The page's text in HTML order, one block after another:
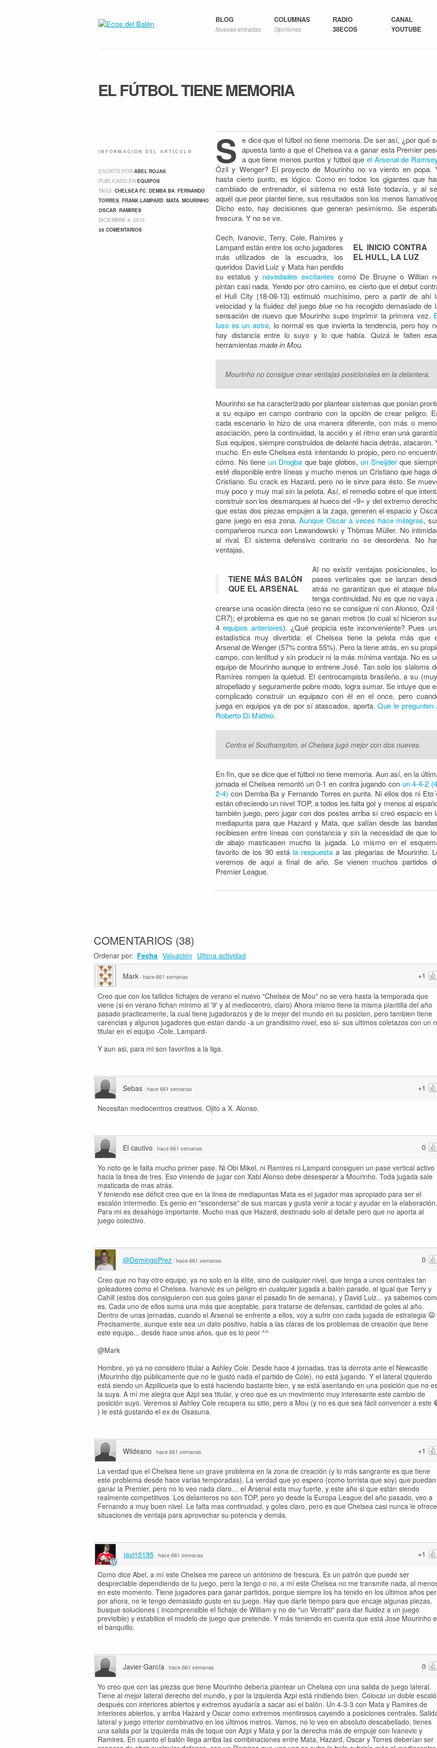
BLOG
Nuevas entradas
COLUMNAS
Opiniones
RADIO
38ECOS
CANAL
YOUTUBE
EL FÚTBOL TIENE MEMORIA
S e dice que el fútbol no tiene memoria. De ser así, ¿por qué
apuesta tanto a que el Chelsea va a ganar esta Premier
a que tiene menos puntos y fútbol queel Arsenal de
Özil y Wenger? El proyecto de Mourinho no va viento en popa.
hasta cierto punto, es lógico. Como en todos los gigantes que
cambiado de entrenador, el sistema no está listo todavía, y al
aquél que peor plantel tiene, sus resultados son los menos
Dicho esto, hay decisiones que generan pesimismo. Se
frescura. Y no se ve.
EL INICIO CONTRA
EL HULL, LA LUZ
Cech, Ivanovic, Terry, Cole, Ramires y
Lampard están entre los ocho jugadores
más utilizados de la escuadra, los
queridos David Luiz y Mata han perdido
su estatus y novedades excitantes como De Bruyne o Willian
pintan casi nada. Yendo por otro camino, es cierto que el debut
el Hull City (18-08-13) estimuló muchísimo, pero a partir de ahí
velocidad y la fluidez del juego blue no ha recogido demasiado de
sensación de nuevo que Mourinho supo imprimir la primera vez.
luso es un astro, lo normal es que invierta la tendencia, pero hoy
hay distancia entre lo suyo y lo que había. Quizá le falten
herramientas made in Mou.
Mourinho no consigue crear ventajas posicionales en la delantera.
Mourinho se ha caracterizado por plantear sistemas que ponían
a su equipo en campo contrario con la opción de crear peligro.
cada escenario lo hizo de una manera diferente, con más o
asociación, pero la continuidad, la acción y el ritmo eran una
Sus equipos, siempre construidos de delante hacia detrás, atacaron.
mucho. En este Chelsea está intentando lo propio, pero no
cómo. No tiene un Drogba que baje globos, un Sneijderque
esté disponible entre líneas y mucho menos un Cristiano que haga
Cristiano. Su crack es Hazard, pero no le sirve para ésto. Se
muy poco y muy mal sin la pelota. Así, el remedio sobre el que
construir son los desmarques al hueco del «9» y del extremo
que estas dos piezas empujen a la zaga, generen el espacio y
gane juego en esa zona.Aunque Oscar a veces hace milagros,
compañeros nunca son Lewandowski y Thömas Müller. No
al rival. El sistema defensivo contrario no se desordena. No
ventajas.
TIENE MÁS BALÓN
QUE EL ARSENAL
Al no existir ventajas posicionales,
pases verticales que se lanzan
atrás no garantizan que el ataque
tenga continuidad. No es que no vaya
crearse una ocasión directa (eso no se consigue ni con Alonso, Özil
CR7); el problema es que no se ganan metros (lo cual sí hicieron
4 equipos anteriores). ¿Qué propicia este inconveniente? Pues
estadística muy divertida: el Chelsea tiene la pelota más que
Arsenal de Wenger (57% contra 55%). Pero la tiene atrás, en su
campo, con lentitud y sin producir ni la más mínima ventaja. No es
equipo de Mourinho aunque lo entrene José. Tan solo los slaloms
Ramires rompen la quietud. El centrocampista brasileño, a su
atropellado y seguramente pobre modo, logra sumar. Se intuye que
complicado construir un equipazo con él en el once, pero
juega en equipos ya de por sí atascados, aporta. Que le pregunten
Roberto Di Matteo.
Contra el Southampton, el Chelsea jugó mejor con dos nueves.
En fin, que se dice que el fútbol no tiene memoria. Aun así, en la
jornada el Chelsea remontó un 0-1 en contra jugando con un 4-4-2
2-4) con Demba Ba y Fernando Torres en punta. Ni ellos dos ni
están ofreciendo un nivel TOP, a todos les falta gol y menos al
también juego, pero jugar con dos postes arriba sí creó espacio en
mediapunta para que Hazard y Mata, que salían desde las
recibiesen entre líneas con constancia y sin la necesidad de que
de abajo masticasen mucho la jugada. Lo mismo en el
favorito de los 90 estála respuesta a las plegarias de Mourinho.
veremos de aquí a final de año. Se vienen muchos partidos
Premier League.
INFORMACIÓN DEL ARTÍCULO
ESCRITO POR ABEL ROJAS
PUBLICADO EN EQUIPOS
TAGS: CHELSEA FC, DEMBA BA, FERNANDO
TORRES, FRANK LAMPARD, MATA, MOURINHO,
OSCAR, RAMIRES
DICIEMBRE 4, 2013
38 COMENTARIOS
COMENTARIOS (38)
Ordenar por: Fecha Valuación Ultima actividad
+1
Mark · hace 661 semanas
Creo que con los fallidos fichajes de verano el nuevo "Chelsea de Mou" no se vera hasta la temporada que
viene (si en verano fichan minimo al '9' y al mediocentro, claro) Ahora mismo tiene la misma plantilla del año
pasado practicamente, la cual tiene jugadorazos y de lo mejor del mundo en su posicion, pero tambien tiene
carencias y algunos jugadores que estan dando -a un grandisimo nivel, eso si- sus ultimos coletazos con un
titular en el equipo -Cole, Lampard-
Y aun asi, para mi son favoritos a la liga.
+1
Sebas · hace 661 semanas
Necesitan mediocentros creativos. Ojito a X. Alonso.
0
El cautivo · hace 661 semanas
Yo noto qe le falta mucho primer pase. Ni Obi Mikel, ni Ramires ni Lampard consiguen un pase vertical activo
hacia la linea de tres. Eso viniendo de jugar con Xabi Alonso debe desesperar a Mourinho. Toda jugada sale
masticada de mas atrás.
Y teniendo ese déficit creo que en la linea de mediapuntas Mata es el jugador mas apropiado para ser el
escalón intermedio. Es genio en "esconderse" de sus marcas y gusta venir a tocar y ayudar en la elaboración.
Para mi es desahogo importante. Mucho mas que Hazard, destinado solo al detalle pero que no aporta al
juego colectivo.
0
@DomingoPrez · hace 661 semanas
Creo que no hay otro equipo, ya no solo en la élite, sino de cualquier nivel, que tenga a unos centrales tan
goleadores como el Chelsea. Ivanovic es un peligro en cualquier jugada a balón parado, al igual que Terry y
Cahill (estos dos consiguieron con sus goles ganar el pasado fin de semana), y David Luiz... ya sabemos
es. Cada uno de ellos suma una más que aceptable, para tratarse de defensas, cantidad de goles al año.
Dentro de unas jornadas, cuando el Arsenal se enfrente a ellos, voy a sufrir con cada jugada de estrategia
Precisamente, aunque este sea un dato positivo, habla a las claras de los problemas de creación que tiene
este equipo... desde hace unos años, que es lo peor ^^
@Mark
Hombre, yo ya no considero titular a Ashley Cole. Desde hace 4 jornadas, tras la derrota ante el Newcastle
(Mourinho dijo públicamente que no le gustó nada el partido de Cole), no está jugando. Y el lateral izquierdo
está siendo un Azpilicueta que lo está haciendo bastante bien, y se está asentando en una posición que no
la suya. A mí me alegra que Azpi sea titular, y creo que es un movimiento muy interesante este cambio de
posición suyo. Veremos si Ashley Cole recupera su sitio, pero a Mou (y no es que sea fácil convencer a este
) le está gustando el ex de Osasuna.
+1
Wildeano · hace 661 semanas
La verdad que el Chelsea tiene un grave problema en la zona de creación (y lo más sangrante es que tiene
este problema desde hace varias temporadas). La verdad que yo espero (como torrista que soy) que puedan
ganar la Premier, pero no lo veo nada claro… el Arsenal esta muy fuerte, y este año si que están siendo
realmente competitivos. Los delanteros no son TOP, pero yo desde la Europa League del año pasado, veo a
Fernando a muy buen nivel. Le falta mas continuidad, y goles claro, pero es que Chelsea casi nunca le ofrece
situaciones de ventaja para aprovechar su potencia y demás.
+1
javi15195 · hace 661 semanas
Como dice Abel, a mí este Chelsea me parece un antónimo de frescura. Es un patrón que puede ser
despreciable dependiendo de tu juego, pero la tengo o no, a mí este Chelsea no me transmite nada, al
en este momento. Tiene jugadores para ganar partidos, porque siempre los ha tenido en los últimos años
por ahora, no le tengo demasiado gusto en su juego. Hay que darle tiempo para que encaje algunas piezas,
busque soluciones ( incomprensible el fichaje de William y no de "un Verratti" para dar fluidez a un juego
previsible) y estabilice el modelo de juego que pretende. Y más teniendo en cuenta que está Jose Mourinho
el banquillo.
0
Javier García · hace 661 semanas
Yo creo que con las piezas que tiene Mourinho debería plantear un Chelsea con una salida de juego lateral.
Tiene al mejor lateral derecho del mundo, y por la izquierda Azpi está rindiendo bien. Colocar un doble
después con interiores abiertos y extremos ayudaría a sacar así el balón. Un 4-3-3 con Mata y Ramires de
interiores abiertos, y arriba Hazard y Oscar como extremos mentirosos cayendo a posiciones centrales.
lateral y juego interior combinativo en los últimos metros. Vamos, no lo veo en absoluto descabellado, tienes
una salida por la izquierda más de toque con Azpi y Mata y por la derecha más de empuje con Ivanovic y
Ramires. En cuanto el balón llega arriba las combinaciones entre Mata, Hazard, Oscar y Torres deberían ser